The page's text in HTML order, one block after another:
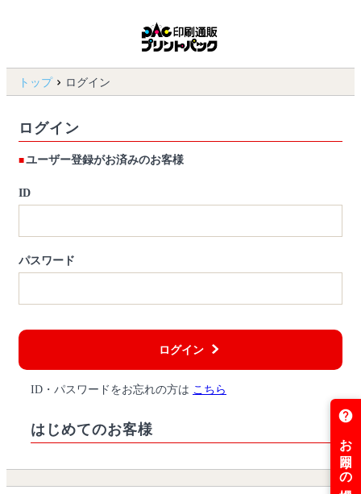
トップ ログイン
ログイン
ユーザー登録がお済みのお客様
ID
パスワード
ログイン
ID・パスワードをお忘れの方は こちら
はじめてのお客様